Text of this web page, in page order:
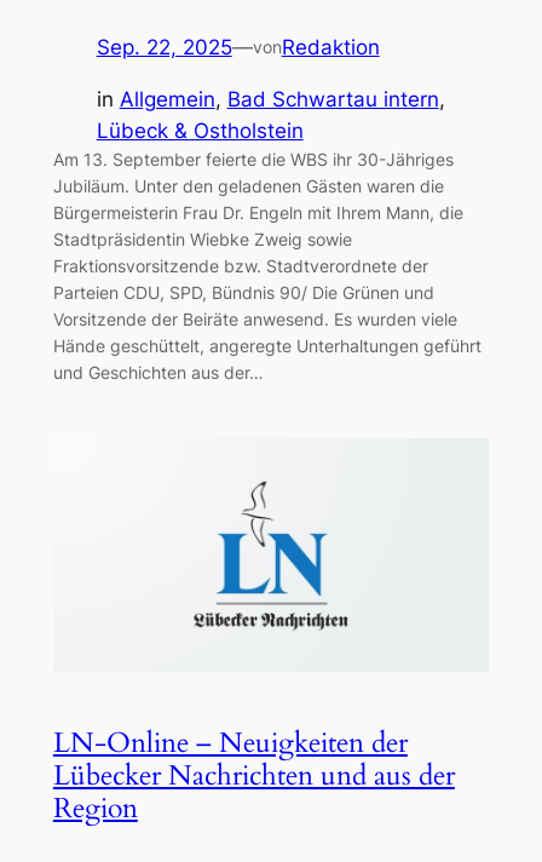
Sep. 22, 2025—vonRedaktion
in Allgemein, Bad Schwartau intern
Lübeck & Ostholstein
Am 13. September feierte die WBS ihr 30-Jähriges
Jubiläum. Unter den geladenen Gästen waren die
Bürgermeisterin Frau Dr. Engeln mit Ihrem Mann, die
Stadtpräsidentin Wiebke Zweig sowie
Fraktionsvorsitzende bzw. Stadtverordnete der
Parteien CDU, SPD, Bündnis 90/ Die Grünen und
Vorsitzende der Beiräte anwesend. Es wurden viele
Hände geschüttelt, angeregte Unterhaltungen geführt
und Geschichten aus der…
LN-Online – Neuigkeiten der
Lübecker Nachrichten und aus der
Region